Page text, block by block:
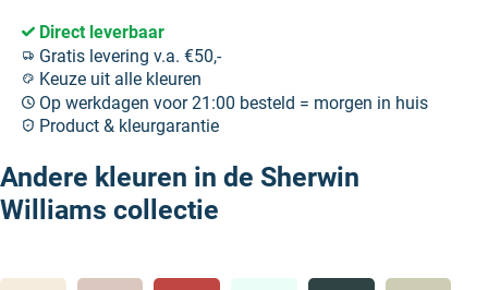
Direct leverbaar
Gratis levering v.a. €50,-
Keuze uit alle kleuren
Op werkdagen voor 21:00 besteld = morgen in huis
Product & kleurgarantie
Andere kleuren in de Sherwin
Williams collectie